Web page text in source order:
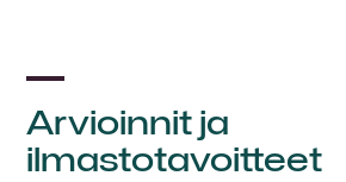
Arvioinnit ja
ilmastotavoitteet